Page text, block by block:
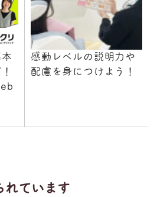
感動レベルの説明力や
配慮を身につけよう！
れています